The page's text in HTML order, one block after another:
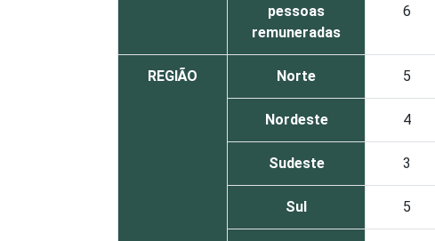
pessoas
remuneradas
6
REGIÃO Norte 5
Nordeste 4
Sudeste 3
Sul 5